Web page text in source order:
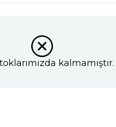
kalmamıştır.